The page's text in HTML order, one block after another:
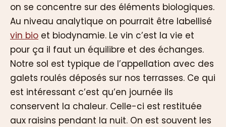
on se concentre sur des éléments biologiques.
Au niveau analytique on pourrait être labellisé
vin bio et biodynamie. Le vin c’est la vie et
pour ça il faut un équilibre et des échanges.
Notre sol est typique de l’appellation avec des
galets roulés déposés sur nos terrasses. Ce qui
est intéressant c’est qu’en journée ils
conservent la chaleur. Celle-ci est restituée
aux raisins pendant la nuit. On est souvent les